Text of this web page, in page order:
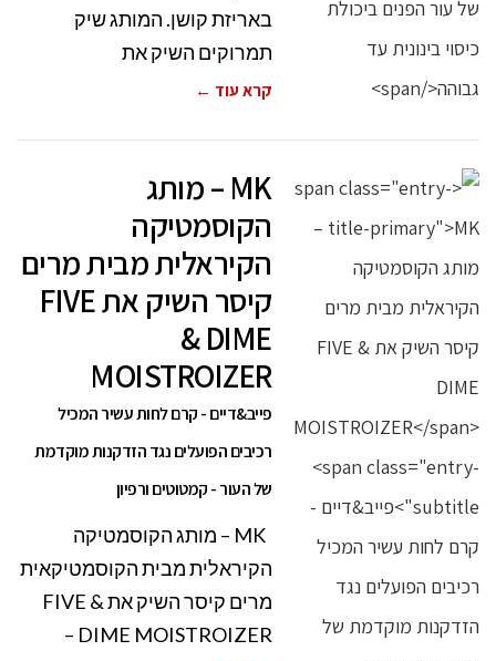
באריזת קושן. המותג שיק
תמרוקים השיק את
קרא עוד ←
MK – מותג
הקוסמטיקה
הקיראלית מבית מרים
קיסר השיק את FIVE
& DIME
MOISTROIZER
פייב&דיים - קרם לחות עשיר המכיל
רכיבים הפועלים נגד הזדקנות מוקדמת
של העור - קמטוטים ורפיון
MK – מותג הקוסמטיקה
הקיראלית מבית הקוסמטיקאית
מרים קיסר השיק את FIVE &
DIME MOISTROIZER –